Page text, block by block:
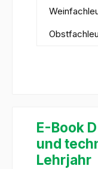
E-Book
und
Lehrjahr